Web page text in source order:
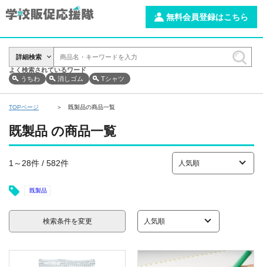
無料会員登録はこちら
詳細検索
よく検索されているワード
うちわ
消しゴム Tシャツ
TOPページ 既製品の商品一覧
既製品 の商品一覧
1～28件 / 582件
既製品
検索条件を変更